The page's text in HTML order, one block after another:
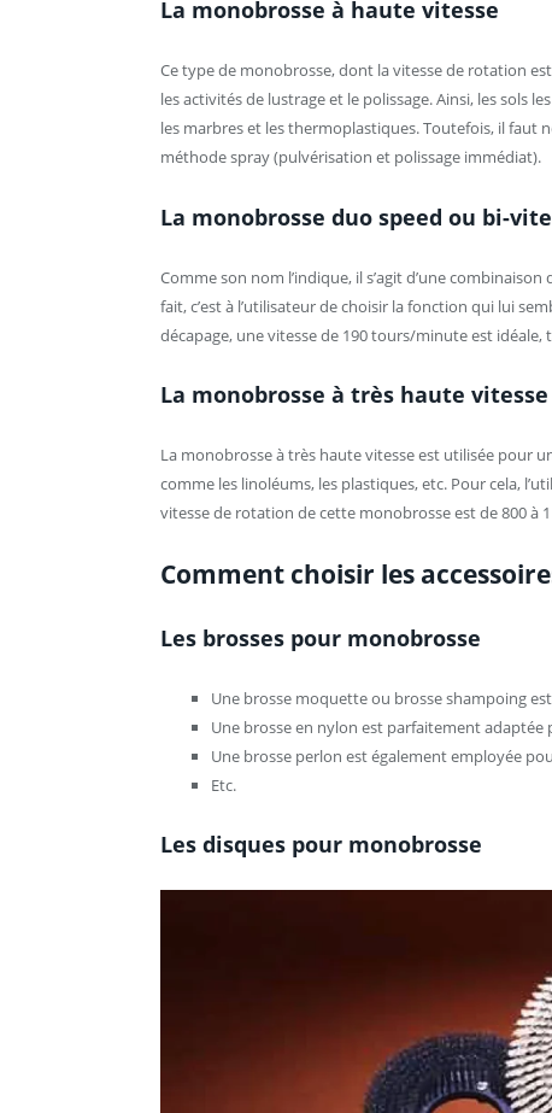
La monobrosse à haute vitesse
Ce type de monobrosse, dont la vitesse de rotation
les activités de lustrage et le polissage. Ainsi, les sols
les marbres et les thermoplastiques. Toutefois, il faut
méthode spray (pulvérisation et polissage immédiat).
La monobrosse duo speed ou bi-
Comme son nom l’indique, il s’agit d’une
fait, c’est à l’utilisateur de choisir la fonction qui lui
décapage, une vitesse de 190 tours/minute est
La monobrosse à très haute vitesse
La monobrosse à très haute vitesse est utilisée pour
comme les linoléums, les plastiques, etc. Pour cela,
vitesse de rotation de cette monobrosse est de 800 à
Comment choisir les
Les brosses pour monobrosse
Une brosse moquette ou brosse shampoing
Une brosse en nylon est parfaitement adaptée
Une brosse perlon est également employée
Etc.
Les disques pour monobrosse